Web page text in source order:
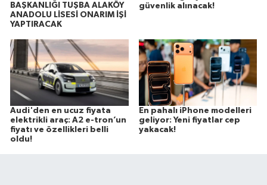
BAŞKANLIĞI TUŞBA ALAKÖY
ANADOLU LİSESİ ONARIM İŞİ
YAPTIRACAK
güvenlik alınacak!
Audi'den en ucuz fiyata
elektrikli araç: A2 e-tron’un
fiyatı ve özellikleri belli
oldu!
En pahalı iPhone modelleri
geliyor: Yeni fiyatlar cep
yakacak!